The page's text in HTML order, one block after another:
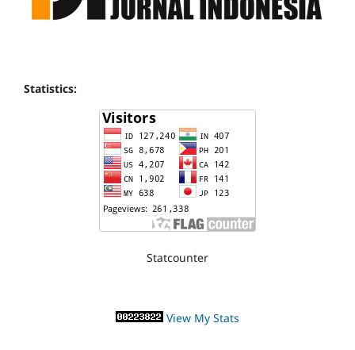
Statistics:
Statcounter
View My Stats